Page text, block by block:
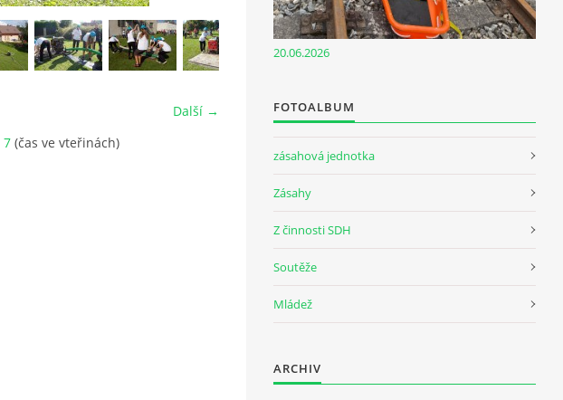
Další →
7 (čas ve vteřinách)
20.06.2026
FOTOALBUM
zásahová jednotka
Zásahy
Z činnosti SDH
Soutěže
Mládež
ARCHIV